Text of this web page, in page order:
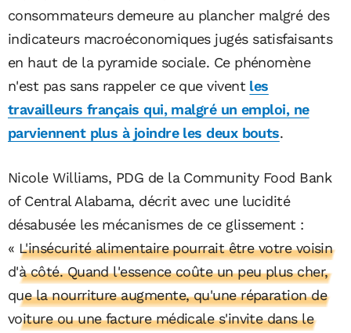
consommateurs demeure au plancher malgré des
indicateurs macroéconomiques jugés satisfaisants
en haut de la pyramide sociale. Ce phénomène
n'est pas sans rappeler ce que vivent les
travailleurs français qui, malgré un emploi, ne
parviennent plus à joindre les deux bouts.
Nicole Williams, PDG de la Community Food Bank
of Central Alabama, décrit avec une lucidité
désabusée les mécanismes de ce glissement :
« L'insécurité alimentaire pourrait être votre voisin
d'à côté. Quand l'essence coûte un peu plus cher,
que la nourriture augmente, qu'une réparation de
voiture ou une facture médicale s'invite dans le